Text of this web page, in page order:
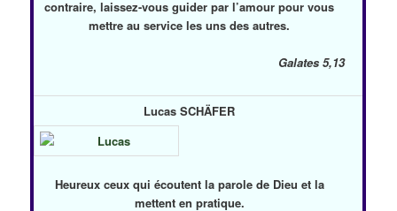
contraire, laissez-vous guider par l’amour pour vous
mettre au service les uns des autres.
Galates 5,13
Lucas SCHÄFER
Heureux ceux qui écoutent la parole de Dieu et la
mettent en pratique.